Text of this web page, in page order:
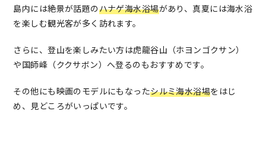
島内には絶景が話題のハナゲ海水浴場があり、真夏には海水浴
を楽しむ観光客が多く訪れます。
さらに、登山を楽しみたい方は虎龍谷山（ホヨンゴクサン）
や国師峰（ククサボン）へ登るのもおすすめです。
その他にも映画のモデルにもなったシルミ海水浴場をはじ
め、見どころがいっぱいです。